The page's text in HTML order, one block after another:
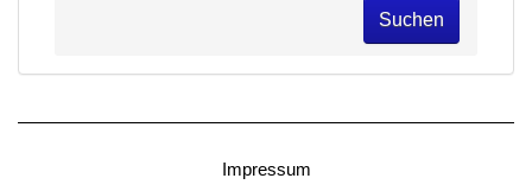
Suchen
Impressum